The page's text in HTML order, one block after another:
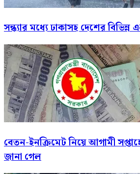
সন্ধ্যার মধ্যে ঢাকাসহ দেশের বিভিন্ন
বেতন-ইনক্রিমেট নিয়ে আগামী
জানা গেল